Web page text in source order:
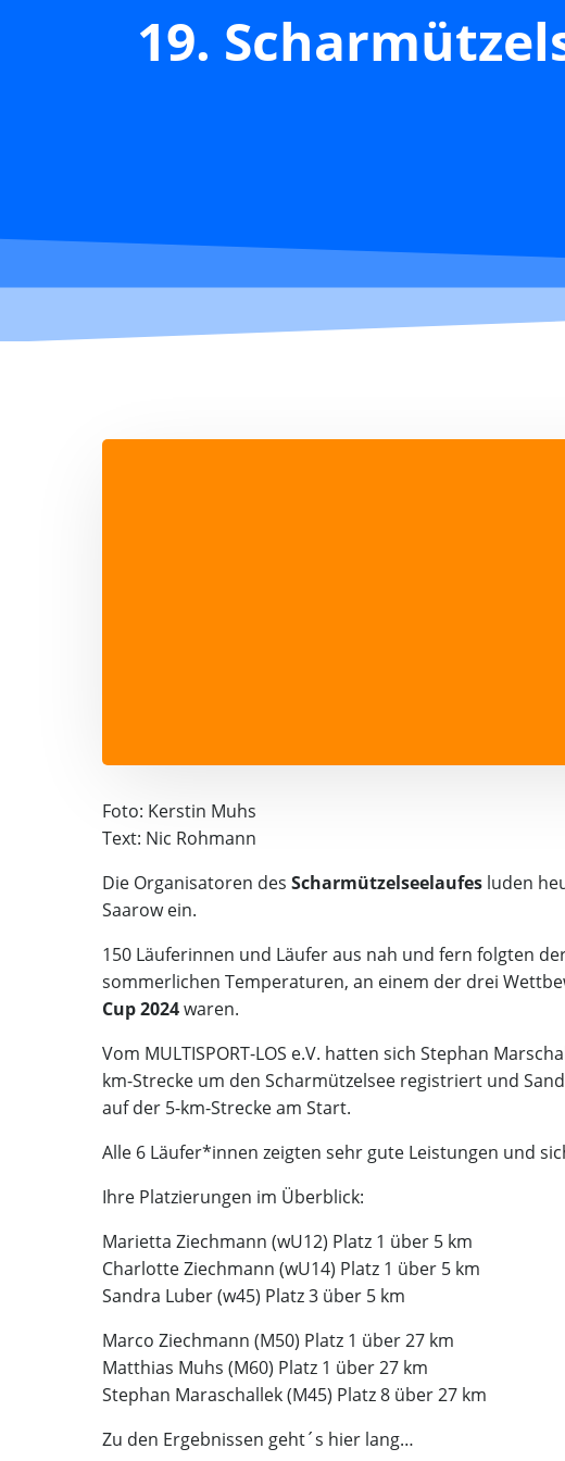
19.
Foto: Kerstin Muhs
Text: Nic Rohmann
Die Organisatoren des Scharmützelseelaufes luden
Saarow ein.
150 Läuferinnen und Läufer aus nah und fern folgten
sommerlichen Temperaturen, an einem der drei
Cup 2024waren.
Vom MULTISPORT-LOS e.V. hatten sich Stephan
km-Strecke um den Scharmützelsee registriert und
auf der 5-km-Strecke am Start.
Alle 6 Läufer*innen zeigten sehr gute Leistungen und
Ihre Platzierungen im Überblick:
Marietta Ziechmann (wU12) Platz 1 über 5 km
Charlotte Ziechmann (wU14) Platz 1 über 5 km
Sandra Luber (w45) Platz 3 über 5 km
Marco Ziechmann (M50) Platz 1 über 27 km
Matthias Muhs (M60) Platz 1 über 27 km
Stephan Maraschallek (M45) Platz 8 über 27 km
Zu den Ergebnissen geht´s hier lang…